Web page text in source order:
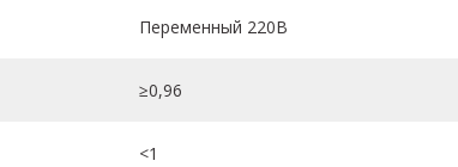
Переменный 220В
≥0,96
<1